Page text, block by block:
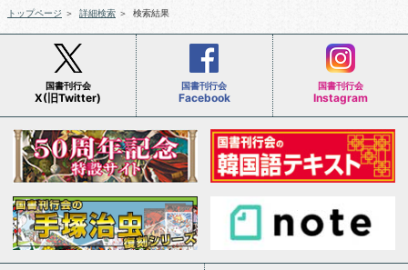
トップページ ＞ 詳細検索 ＞ 検索結果
国書刊行会
X(旧Twitter)
国書刊行会
Facebook
国書刊行会
Instagram